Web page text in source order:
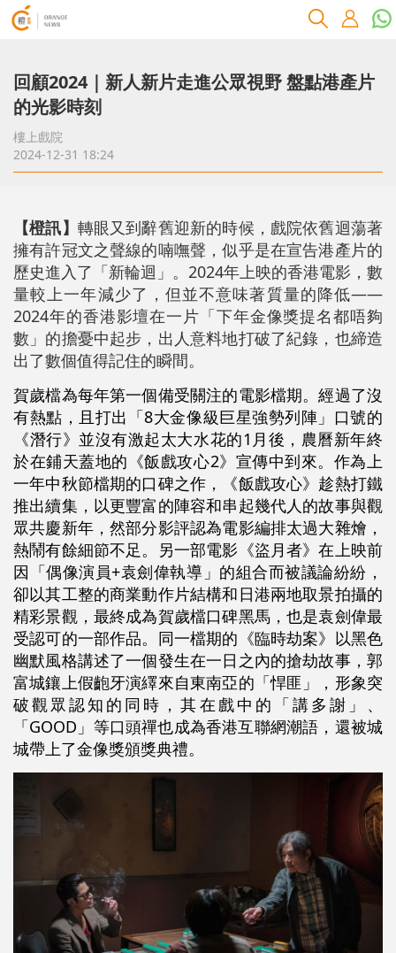
回顧2024｜新人新片走進公眾視野 盤點港產片
的光影時刻
樓上戲院
2024-12-31 18:24
【橙訊】 轉眼又到辭舊迎新的時候，戲院依舊迴蕩著
擁有許冠文之聲線的喃嘸聲，似乎是在宣告港產片的
歷史進入了「新輪迴」。2024年上映的香港電影，數
量較上一年減少了，但並不意味著質量的降低——
2024年的香港影壇在一片「下年金像獎提名都唔夠
數」的擔憂中起步，出人意料地打破了紀錄，也締造
出了數個值得記住的瞬間。
賀歲檔為每年第一個備受關注的電影檔期。經過了沒
有熱點，且打出「8大金像級巨星強勢列陣」口號的
《潛行》並沒有激起太大水花的1月後，農曆新年終
於在鋪天蓋地的《飯戲攻心2》宣傳中到來。作為上
一年中秋節檔期的口碑之作，《飯戲攻心》趁熱打鐵
推出續集，以更豐富的陣容和串起幾代人的故事與觀
眾共慶新年，然部分影評認為電影編排太過大雜燴，
熱鬧有餘細節不足。另一部電影《盜月者》在上映前
因「偶像演員+袁劍偉執導」的組合而被議論紛紛，
卻以其工整的商業動作片結構和日港兩地取景拍攝的
精彩景觀，最終成為賀歲檔口碑黑馬，也是袁劍偉最
受認可的一部作品。同一檔期的《臨時劫案》以黑色
幽默風格講述了一個發生在一日之內的搶劫故事，郭
富城鑲上假齙牙演繹來自東南亞的「悍匪」，形象突
破觀眾認知的同時，其在戲中的「講多謝」、
「GOOD」等口頭禪也成為香港互聯網潮語，還被城
城帶上了金像獎頒獎典禮。